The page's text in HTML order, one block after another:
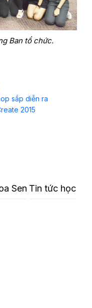
Ban tổ chức.
sắp diễn ra
2015
Sen Tin tức học